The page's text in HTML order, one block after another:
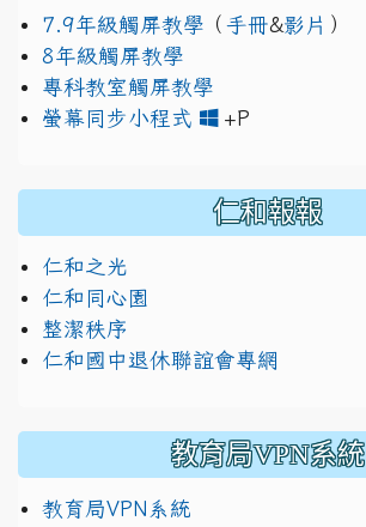
7.9年級觸屏教學 （ 手冊&影片 ）
8年級觸屏教學
專科教室觸屏教學
螢幕同步小程式
+P
仁和報報
仁和之光
仁和同心園
整潔秩序
仁和國中退休聯誼會專網
教育局VPN系統
教育局VPN系統